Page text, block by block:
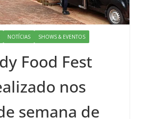
NOTÍCIAS SHOWS & EVENTOS
Food Fest
nos
semana de